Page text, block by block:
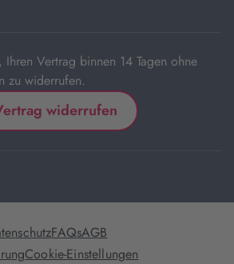
Ihren Vertrag binnen 14 Tagen ohne
zu widerrufen.
widerrufen
FAQsAGB
Cookie-Einstellungen